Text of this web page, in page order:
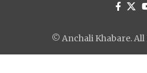
© Anchali Khabare. All